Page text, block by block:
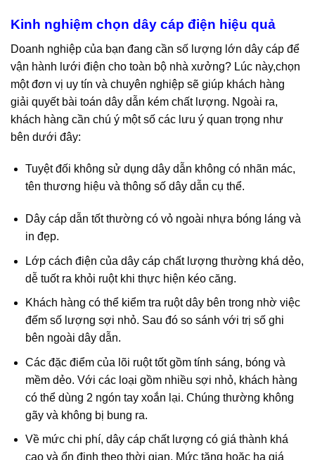
Kinh nghiệm chọn dây cáp điện hiệu quả
Doanh nghiệp của bạn đang cần số lượng lớn dây cáp để
vận hành lưới điện cho toàn bộ nhà xưởng? Lúc này,chọn
một đơn vị uy tín và chuyên nghiệp sẽ giúp khách hàng
giải quyết bài toán dây dẫn kém chất lượng. Ngoài ra,
khách hàng cần chú ý một số các lưu ý quan trọng như
bên dưới đây:
Tuyệt đối không sử dụng dây dẫn không có nhãn mác,
tên thương hiệu và thông số dây dẫn cụ thể.
Dây cáp dẫn tốt thường có vỏ ngoài nhựa bóng láng và
in đẹp.
Lớp cách điện của dây cáp chất lượng thường khá dẻo,
dễ tuốt ra khỏi ruột khi thực hiện kéo căng.
Khách hàng có thể kiểm tra ruột dây bên trong nhờ việc
đếm số lượng sợi nhỏ. Sau đó so sánh với trị số ghi
bên ngoài dây dẫn.
Các đặc điểm của lõi ruột tốt gồm tính sáng, bóng và
mềm dẻo. Với các loại gồm nhiều sợi nhỏ, khách hàng
có thể dùng 2 ngón tay xoắn lại. Chúng thường không
gãy và không bị bung ra.
Về mức chi phí, dây cáp chất lượng có giá thành khá
cao và ổn định theo thời gian. Mức tăng hoặc hạ giá